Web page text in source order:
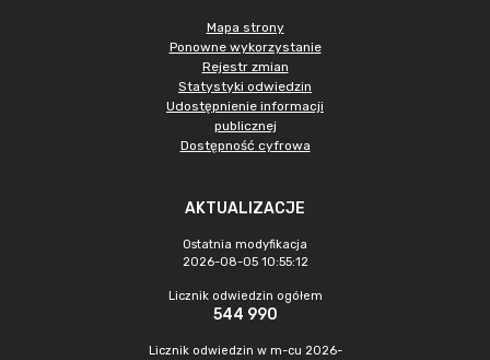
Mapa strony
Ponowne wykorzystanie
Rejestr zmian
Statystyki odwiedzin
Udostępnienie informacji
publicznej
Dostępność cyfrowa
AKTUALIZACJE
Ostatnia modyfikacja
2026-08-05 10:55:12
Licznik odwiedzin ogółem
544 990
Licznik odwiedzin w m-cu 2026-